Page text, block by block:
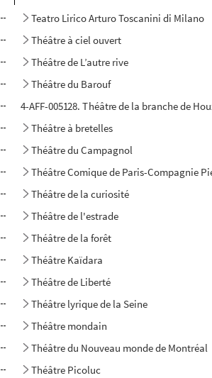
Teatro Lirico Arturo Toscanini di Milano
Théâtre à ciel ouvert
Théâtre de L’autre rive
Théâtre du Barouf
4-AFF-005128. Théâtre de la branche de
Théâtre à bretelles
Théâtre du Campagnol
Théâtre Comique de Paris-Compagnie
Théâtre de la curiosité
Théâtre de l'estrade
Théâtre de la forêt
Théâtre Kaïdara
Théâtre de Liberté
Théâtre lyrique de la Seine
Théâtre mondain
Théâtre du Nouveau monde de Montréal
Théâtre Picoluc